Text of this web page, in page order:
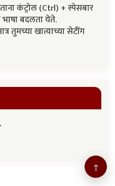
कंट्रोल (Ctrl) + स्पेसबार
भाषा बदलता येते.
तुमच्या खात्याच्या सेटींग
↑